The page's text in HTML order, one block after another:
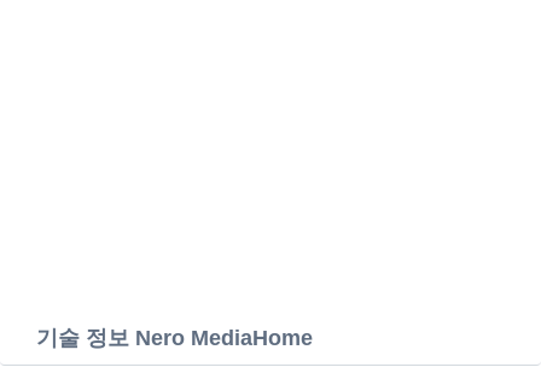
기술 정보 Nero MediaHome